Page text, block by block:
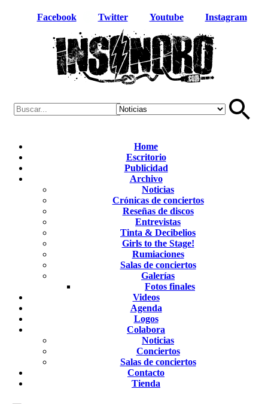
Facebook Twitter Youtube Instagram
Home
Escritorio
Publicidad
Archivo
Noticias
Crónicas de conciertos
Reseñas de discos
Entrevistas
Tinta & Decibelios
Girls to the Stage!
Rumiaciones
Salas de conciertos
Galerías
Fotos finales
Videos
Agenda
Logos
Colabora
Noticias
Conciertos
Salas de conciertos
Contacto
Tienda